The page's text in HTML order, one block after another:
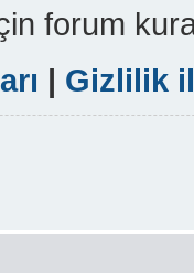
forum
| Gizlilik